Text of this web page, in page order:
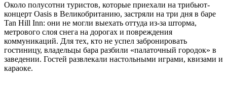
Около полусотни туристов, которые приехали на трибьют-
концерт Oasis в Великобританию, застряли на три дня в баре
Tan Hill Inn: они не могли выехать оттуда из-за шторма,
метрового слоя снега на дорогах и повреждения
коммуникаций. Для тех, кто не успел забронировать
гостиницу, владельцы бара разбили «палаточный городок» в
заведении. Гостей развлекали настольными играми, квизами и
караоке.